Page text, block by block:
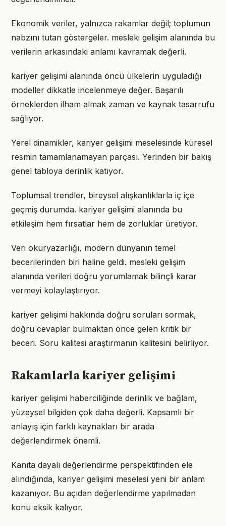
Ekonomik veriler, yalnızca rakamlar değil; toplumun
nabzını tutan göstergeler. mesleki gelişim alanında bu
verilerin arkasındaki anlamı kavramak değerli.
kariyer gelişimi alanında öncü ülkelerin uyguladığı
modeller dikkatle incelenmeye değer. Başarılı
örneklerden ilham almak zaman ve kaynak tasarrufu
sağlıyor.
Yerel dinamikler, kariyer gelişimi meselesinde küresel
resmin tamamlanamayan parçası. Yerinden bir bakış
genel tabloya derinlik katıyor.
Toplumsal trendler, bireysel alışkanlıklarla iç içe
geçmiş durumda. kariyer gelişimi alanında bu
etkileşim hem fırsatlar hem de zorluklar üretiyor.
Veri okuryazarlığı, modern dünyanın temel
becerilerinden biri haline geldi. mesleki gelişim
alanında verileri doğru yorumlamak bilinçli karar
vermeyi kolaylaştırıyor.
kariyer gelişimi hakkında doğru soruları sormak,
doğru cevaplar bulmaktan önce gelen kritik bir
beceri. Soru kalitesi araştırmanın kalitesini belirliyor.
Rakamlarla kariyer gelişimi
kariyer gelişimi haberciliğinde derinlik ve bağlam,
yüzeysel bilgiden çok daha değerli. Kapsamlı bir
anlayış için farklı kaynakları bir arada
değerlendirmek önemli.
Kanıta dayalı değerlendirme perspektifinden ele
alındığında, kariyer gelişimi meselesi yeni bir anlam
kazanıyor. Bu açıdan değerlendirme yapılmadan
konu eksik kalıyor.